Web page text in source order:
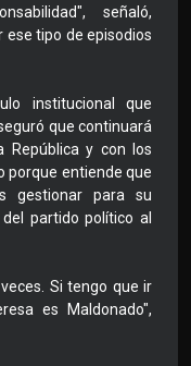
señaló,
ese tipo de episodios
institucional que
que continuará
República y con los
porque entiende que
gestionar para su
partido político al
Si tengo que ir
es Maldonado",